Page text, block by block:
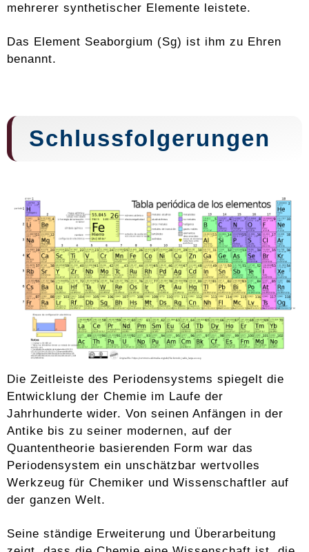
mehrerer synthetischer Elemente leistete.
Das Element Seaborgium (Sg) ist ihm zu Ehren
benannt.
Schlussfolgerungen
Die Zeitleiste des Periodensystems spiegelt die
Entwicklung der Chemie im Laufe der
Jahrhunderte wider. Von seinen Anfängen in der
Antike bis zu seiner modernen, auf der
Quantentheorie basierenden Form war das
Periodensystem ein unschätzbar wertvolles
Werkzeug für Chemiker und Wissenschaftler auf
der ganzen Welt.
Seine ständige Erweiterung und Überarbeitung